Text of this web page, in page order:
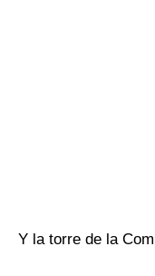
Y la torre de la